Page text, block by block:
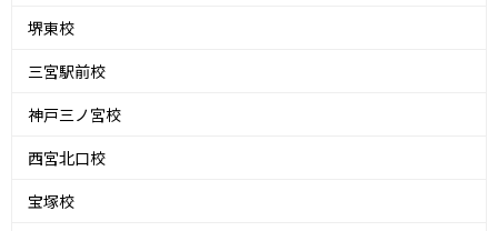
堺東校
三宮駅前校
神戸三ノ宮校
西宮北口校
宝塚校